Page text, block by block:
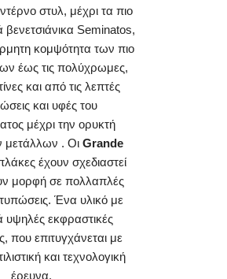
στυλ, μέχρι τα πιο
βενετσιάνικα Seminatos,
κομψότητα των πιο
έως τις πολύχρωμες,
και από τις λεπτές
και υφές του
μέχρι την ορυκτή
μετάλλων . ΟιGrande
έχουν σχεδιαστεί
μορφή σε πολλαπλές
Ένα υλικό με
υψηλές εκφραστικές
που επιτυγχάνεται με
και τεχνολογική
έρευνα.